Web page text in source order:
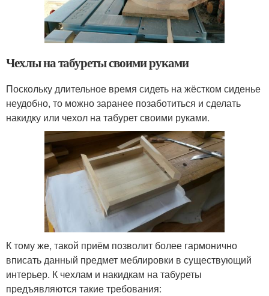
Чехлы на табуреты своими руками
Поскольку длительное время сидеть на жёстком сиденье
неудобно, то можно заранее позаботиться и сделать
накидку или чехол на табурет своими руками.
К тому же, такой приём позволит более гармонично
вписать данный предмет меблировки в существующий
интерьер. К чехлам и накидкам на табуреты
предъявляются такие требования: